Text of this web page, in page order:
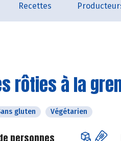
Recettes
rôties à la
gluten Végétarien
personnes